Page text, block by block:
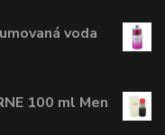
voda
100 ml Men